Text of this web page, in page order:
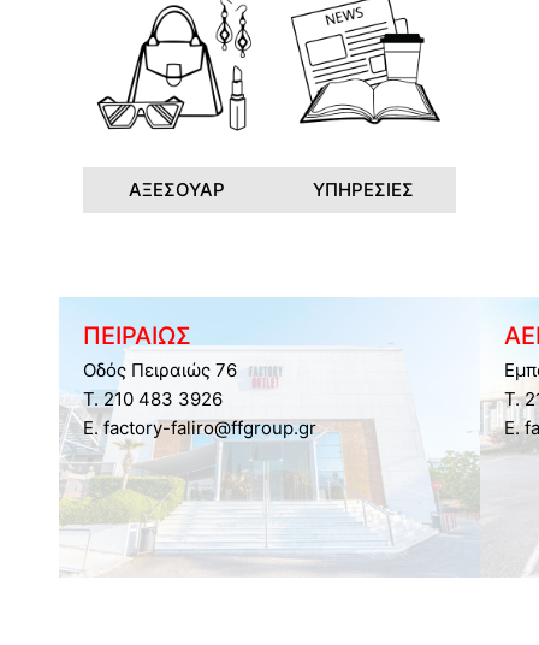
ΑΞΕΣΟΥΑΡ ΥΠΗΡΕΣΙΕΣ
ΠΕΙΡΑΙΩΣ
Οδός Πειραιώς 76
Τ. 210 483 3926
E. factory-faliro@ffgroup.gr
Τ.
E.